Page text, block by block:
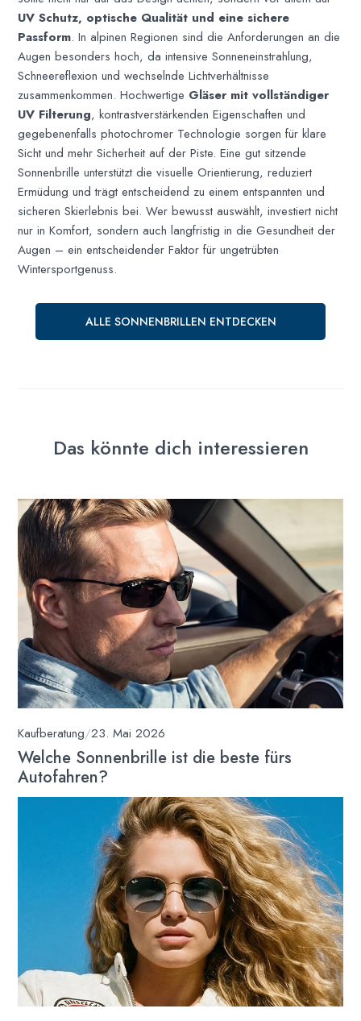
UV Schutz, optische Qualität und eine sichere
Passform. In alpinen Regionen sind die Anforderungen an die
Augen besonders hoch, da intensive Sonneneinstrahlung,
Schneereflexion und wechselnde Lichtverhältnisse
zusammenkommen. Hochwertige Gläser mit vollständiger
UV Filterung, kontrastverstärkenden Eigenschaften und
gegebenenfalls photochromer Technologie sorgen für klare
Sicht und mehr Sicherheit auf der Piste. Eine gut sitzende
Sonnenbrille unterstützt die visuelle Orientierung, reduziert
Ermüdung und trägt entscheidend zu einem entspannten und
sicheren Skierlebnis bei. Wer bewusst auswählt, investiert nicht
nur in Komfort, sondern auch langfristig in die Gesundheit der
Augen – ein entscheidender Faktor für ungetrübten
Wintersportgenuss.
ALLE SONNENBRILLEN ENTDECKEN
Das könnte dich interessieren
Kaufberatung/23. Mai 2026
Welche Sonnenbrille ist die beste fürs
Autofahren?